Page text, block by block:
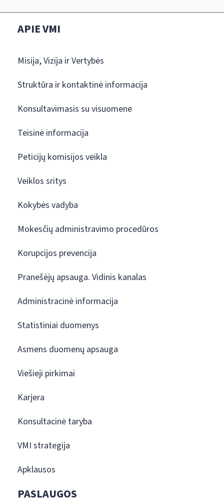
APIE VMI
Misija, Vizija ir Vertybės
Struktūra ir kontaktinė informacija
Konsultavimasis su visuomene
Teisinė informacija
Peticijų komisijos veikla
Veiklos sritys
Kokybės vadyba
Mokesčių administravimo procedūros
Korupcijos prevencija
Pranešėjų apsauga. Vidinis kanalas
Administracinė informacija
Statistiniai duomenys
Asmens duomenų apsauga
Viešieji pirkimai
Karjera
Konsultacinė taryba
VMI strategija
Apklausos
PASLAUGOS